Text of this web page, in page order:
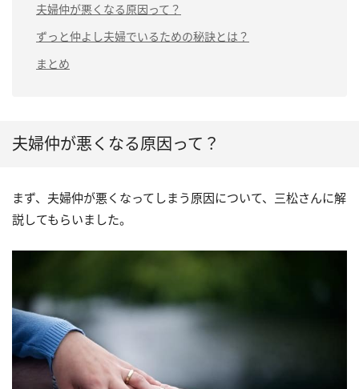
夫婦仲が悪くなる原因って？
ずっと仲よし夫婦でいるための秘訣とは？
まとめ
夫婦仲が悪くなる原因って？
まず、夫婦仲が悪くなってしまう原因について、三松さんに解
説してもらいました。